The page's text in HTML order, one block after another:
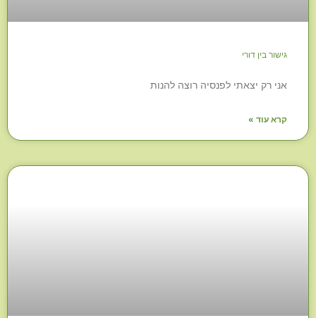
גישור בין דורי
אני רק יצאתי לפנסיה רוצה להנות
קרא עוד »